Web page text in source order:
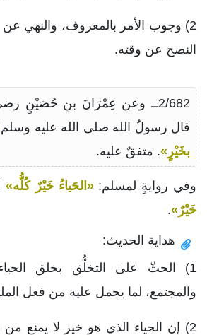
2) وجوب الأمر بالمعروف، والنهي عن
النصح عن وقته.
2/682ــ وعن عِمْرَانَ بنِ حُصَيْنٍ
قال رسولُ الله صلى الله عليه
بخَيْرٍ». متفقٌ عليه.
وفي روايةٍ لمسلم:«الحَياءُ خَيْرٌ كُلُّه»
خَيْرٌ».
هداية الحديث:
1) الحثّ علىٰ التخلُّق بخلق
والمجتمع، لما يحمل عليه من فعل
2) إن الحياء الذي هو خير لا يمنع